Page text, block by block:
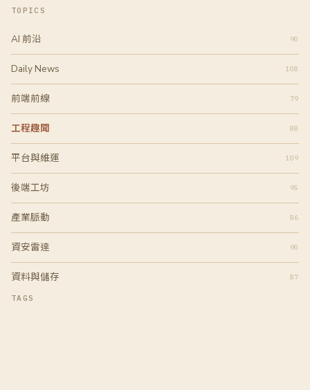
分
頁
TOPICS
AI 前沿 90
Daily News 108
前端前線 79
工程趣聞 88
平台與維運 109
後端工坊 95
產業脈動 86
資安雷達 90
資料與儲存 87
TAGS